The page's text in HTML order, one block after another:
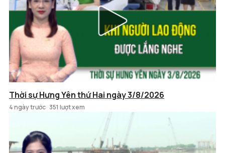
Thời sự Hưng Yên thứ Hai ngày 3/8/2026
4 ngày trước 351 lượt xem